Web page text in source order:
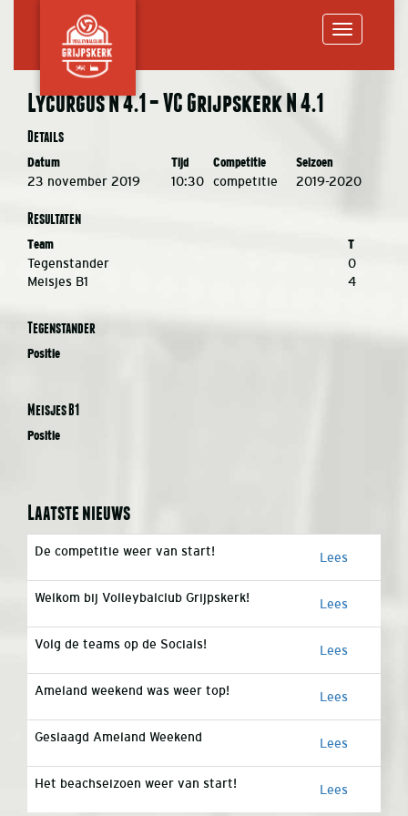
Lycurgus N 4.1 – VC Grijpskerk N 4.1
Details
Datum Tijd Competitie Seizoen
23 november 2019 10:30 competitie 2019-2020
Resultaten
Team T
Tegenstander
0
Meisjes B1
4
Tegenstander
Positie
Meisjes B1
Positie
Laatste nieuws
De competitie weer van start! Lees
Welkom bij Volleybalclub Grijpskerk! Lees
Volg de teams op de Socials! Lees
Ameland weekend was weer top! Lees
Geslaagd Ameland Weekend Lees
Het beachseizoen weer van start! Lees